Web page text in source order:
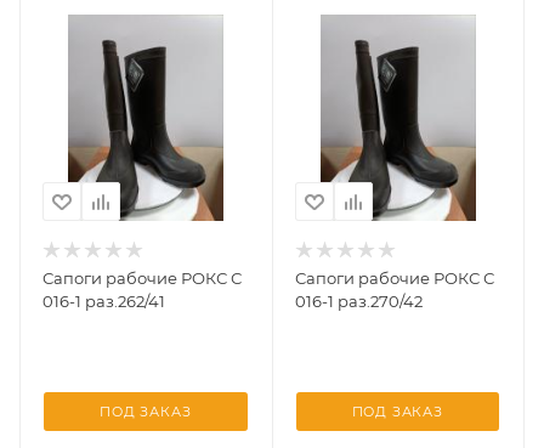
Сапоги рабочие РОКС С
016-1 раз.262/41
ПОД ЗАКАЗ
Сапоги рабочие РОКС С
016-1 раз.270/42
ПОД ЗАКАЗ